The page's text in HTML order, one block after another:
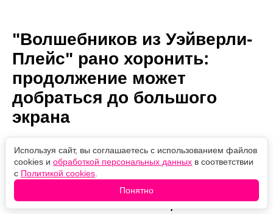
"Волшебников из Уэйверли-
Плейс" рано хоронить:
продолжение может
добраться до большого
экрана
08.08.2026
15:03
Проверено
редакцией
Автор:
Александр Иванов
Дэвид Генри уверен, что история
«Волшебников из Уэйверли-Плейс»
Используя сайт, вы соглашаетесь с использованием файлов
cookies и обработкой персональных данных в соответствии
с Политикой cookies
Понятно